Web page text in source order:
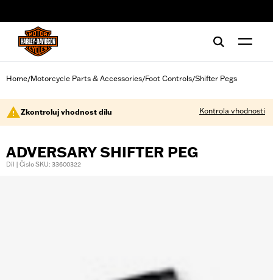
Home/Motorcycle Parts & Accessories/Foot Controls/Shifter Pegs
Zkontroluj vhodnost dílu Kontrola vhodnosti
ADVERSARY SHIFTER PEG
Díl | Číslo SKU: 33600322